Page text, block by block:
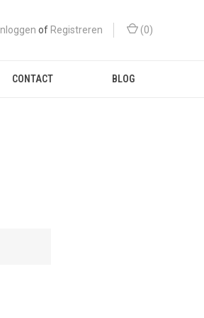
Inloggen of Registreren (0)
CONTACT BLOG